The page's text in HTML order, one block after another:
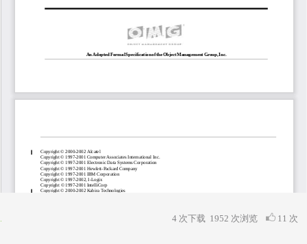
4 次下载 1952 次浏览 11 次